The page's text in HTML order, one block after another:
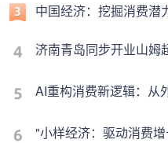
中国经济：挖掘消费潜
济南青岛同步开业山姆
AI重构消费新逻辑：从
"小样经济：驱动消费